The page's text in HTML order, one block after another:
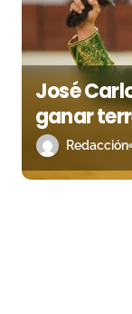
José
ganar
Madrid
Redacción